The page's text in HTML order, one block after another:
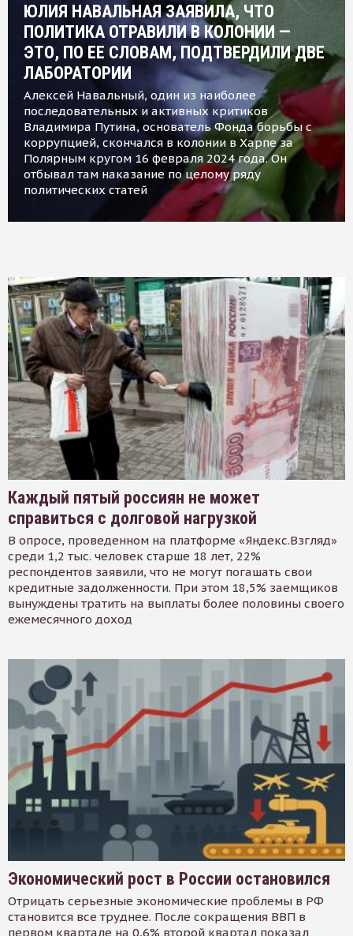
ЮЛИЯ НАВАЛЬНАЯ ЗАЯВИЛА, ЧТО
ПОЛИТИКА ОТРАВИЛИ В КОЛОНИИ —
ЭТО, ПО ЕЕ СЛОВАМ, ПОДТВЕРДИЛИ ДВЕ
ЛАБОРАТОРИИ
Алексей Навальный, один из наиболее
последовательных и активных критиков
Владимира Путина, основатель Фонда борьбы с
коррупцией, скончался в колонии в Харпе за
Полярным кругом 16 февраля 2024 года. Он
отбывал там наказание по целому ряду
политических статей
Каждый пятый россиян не может
справиться с долговой нагрузкой
В опросе, проведенном на платформе «Яндекс.Взгляд»
среди 1,2 тыс. человек старше 18 лет, 22%
респондентов заявили, что не могут погашать свои
кредитные задолженности. При этом 18,5% заемщиков
вынуждены тратить на выплаты более половины своего
ежемесячного доход
Экономический рост в России остановился
Отрицать серьезные экономические проблемы в РФ
становится все труднее. После сокращения ВВП в
первом квартале на 0,6% второй квартал показал